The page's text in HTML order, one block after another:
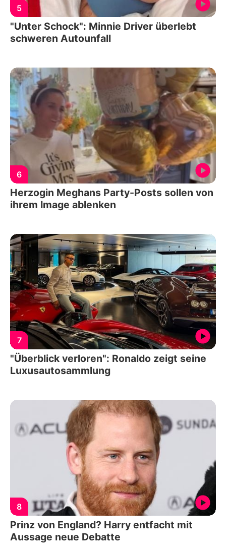
5
"Unter Schock": Minnie Driver überlebt
schweren Autounfall
6
Herzogin Meghans Party-Posts sollen von
ihrem Image ablenken
7
"Überblick verloren": Ronaldo zeigt seine
Luxusautosammlung
8
Prinz von England? Harry entfacht mit
Aussage neue Debatte